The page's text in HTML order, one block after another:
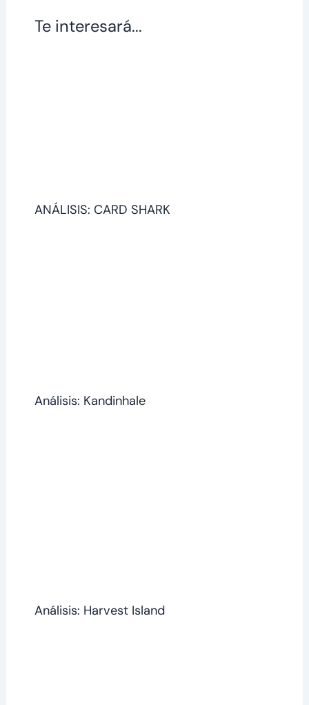
Te interesará...
ANÁLISIS: CARD SHARK
Análisis: Kandinhale
Análisis: Harvest Island